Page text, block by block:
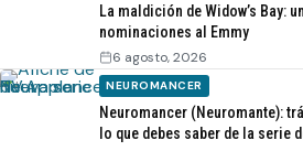
La maldición de Widow’s Bay:
nominaciones al Emmy
6 agosto, 2026
NEUROMANCER
Neuromancer (Neuromante):
lo que debes saber de la serie